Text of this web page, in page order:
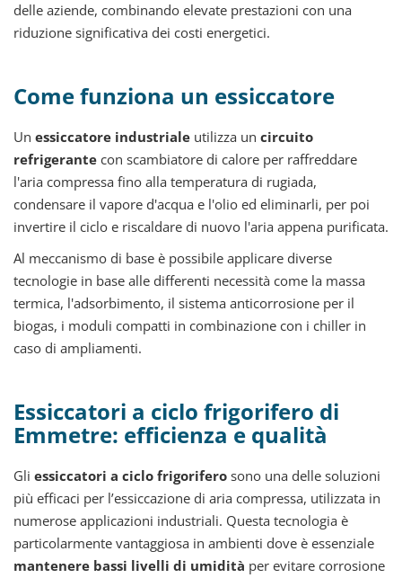
delle aziende, combinando elevate prestazioni con una
riduzione significativa dei costi energetici.
Come funziona un essiccatore
Un essiccatore industriale utilizza un circuito
refrigerante con scambiatore di calore per raffreddare
l'aria compressa fino alla temperatura di rugiada,
condensare il vapore d'acqua e l'olio ed eliminarli, per poi
invertire il ciclo e riscaldare di nuovo l'aria appena purificata.
Al meccanismo di base è possibile applicare diverse
tecnologie in base alle differenti necessità come la massa
termica, l'adsorbimento, il sistema anticorrosione per il
biogas, i moduli compatti in combinazione con i chiller in
caso di ampliamenti.
Essiccatori a ciclo frigorifero di
Emmetre: efficienza e qualità
Gli essiccatori a ciclo frigorifero sono una delle soluzioni
più efficaci per l’essiccazione di aria compressa, utilizzata in
numerose applicazioni industriali. Questa tecnologia è
particolarmente vantaggiosa in ambienti dove è essenziale
mantenere bassi livelli di umidità per evitare corrosione